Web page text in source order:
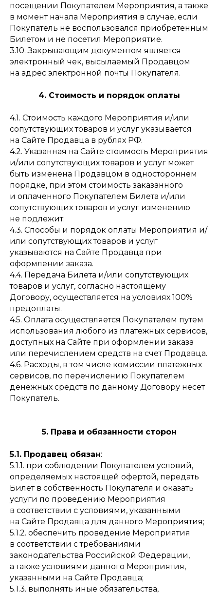
посещении Покупателем Мероприятия, а также
в момент начала Мероприятия в случае, если
Покупатель не воспользовался приобретенным
Билетом и не посетил Мероприятие.
3.10. Закрывающим документом является
электронный чек, высылаемый Продавцом
на адрес электронной почты Покупателя.
4. Стоимость и порядок оплаты
4.1. Стоимость каждого Мероприятия и/или
сопутствующих товаров и услуг указывается
на Сайте Продавца в рублях РФ.
4.2. Указанная на Сайте стоимость Мероприятия
и/или сопутствующих товаров и услуг может
быть изменена Продавцом в одностороннем
порядке, при этом стоимость заказанного
и оплаченного Покупателем Билета и/или
сопутствующих товаров и услуг изменению
не подлежит.
4.3. Способы и порядок оплаты Мероприятия и/
или сопутствующих товаров и услуг
указываются на Сайте Продавца при
оформлении заказа.
4.4. Передача Билета и/или сопутствующих
товаров и услуг, согласно настоящему
Договору, осуществляется на условиях 100%
предоплаты.
4.5. Оплата осуществляется Покупателем путем
использования любого из платежных сервисов,
доступных на Сайте при оформлении заказа
или перечислением средств на счет Продавца.
4.6. Расходы, в том числе комиссии платежных
сервисов, по перечислению Покупателем
денежных средств по данному Договору несет
Покупатель.
5. Права и обязанности сторон
5.1. Продавец обязан:
5.1.1. при соблюдении Покупателем условий,
определяемых настоящей офертой, передать
Билет в собственность Покупателя и оказать
услуги по проведению Мероприятия
в соответствии с условиями, указанными
на Сайте Продавца для данного Мероприятия;
5.1.2. обеспечить проведение Мероприятия
в соответствии с требованиями
законодательства Российской Федерации,
а также условиями данного Мероприятия,
указанными на Сайте Продавца;
5.1.3. выполнять иные обязательства,